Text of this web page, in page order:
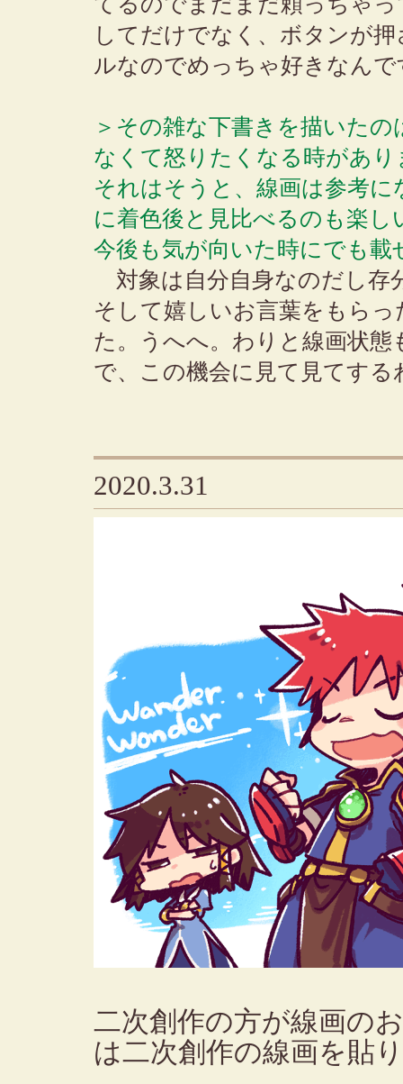
してだけでなく、ボタンが
ルなのでめっちゃ好きなん
＞その雑な下書きを描いた
なくて怒りたくなる時があ
それはそうと、線画は参考
に着色後と見比べるのも楽し
今後も気が向いた時にでも
対象は自分自身なのだし
そして嬉しいお言葉をもら
た。うへへ。わりと線画状
で、この機会に見て見てする
2020.3.31
二次創作の方が線画の
は二次創作の線画を貼